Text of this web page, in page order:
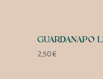
GUARDANAPO
2,50€